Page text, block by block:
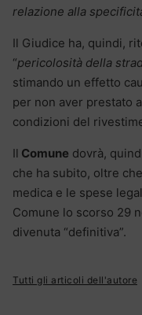
relazione alla
Il Giudice ha, quindi,
“pericolosità della
stimando un effetto
per non aver prestato
condizioni del
Il Comune dovrà,
che ha subito, oltre
medica e le spese
Comune lo scorso 29
divenuta “definitiva”.
Tutti gli articoli dell'autore